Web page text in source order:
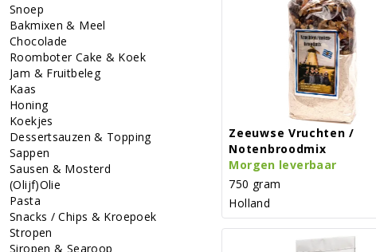
Snoep
Bakmixen & Meel
Chocolade
Roomboter Cake & Koek
Jam & Fruitbeleg
Kaas
Honing
Koekjes
Dessertsauzen & Topping
Sappen
Sausen & Mosterd
(Olijf)Olie
Pasta
Snacks / Chips & Kroepoek
Stropen
Siropen & Searoop
Zeeuwse Vruchten /
Notenbroodmix
Morgen leverbaar
750 gram
Holland